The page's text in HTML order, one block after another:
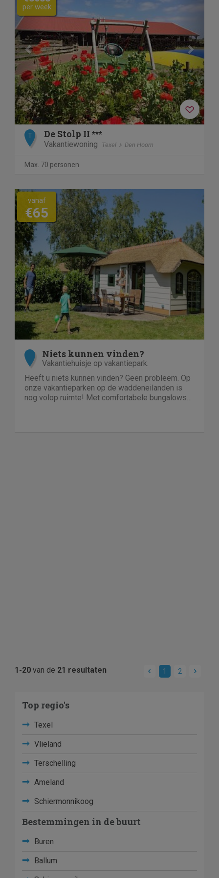
per week
T De Stolp II ***
Vakantiewoning Texel Den Hoorn
Max. 70 personen
vanaf
€65
Niets kunnen vinden?
Vakantiehuisje op vakantiepark.
Heeft u niets kunnen vinden? Geen probleem. Op
onze vakantieparken op de waddeneilanden is
nog volop ruimte! Met comfortabele bungalows
1-20 van de 21 resultaten 1 2
Top regio's
Texel
Vlieland
Terschelling
Ameland
Schiermonnikoog
Bestemmingen in de buurt
Buren
Ballum